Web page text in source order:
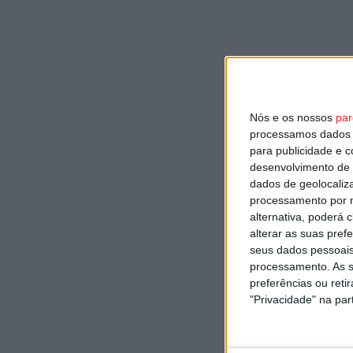
Nós e os nossos
processamos
para publicidade e
desenvolvimento de
dados de
processamento por
alternativa, poderá
alterar as suas
seus dados
processamento. As
preferências ou
"Privacidade" na